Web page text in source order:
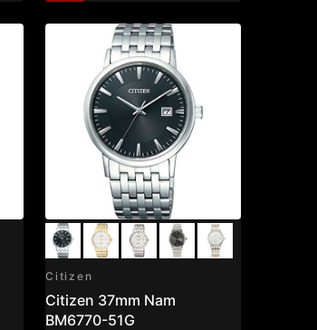
Citizen
Citizen 37mm Nam
BM6770-51G